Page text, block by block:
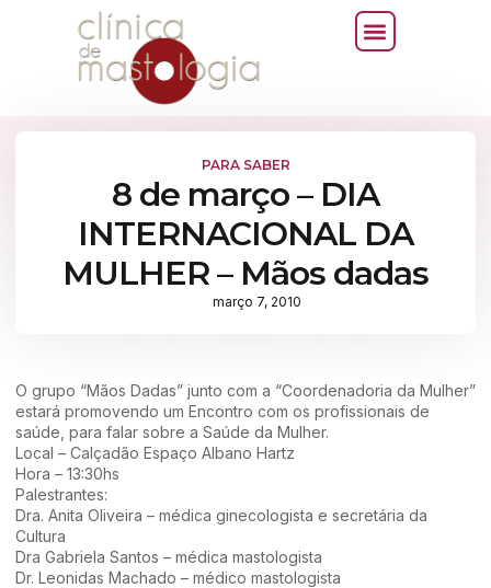
PARA SABER
8 de março – DIA
INTERNACIONAL DA
MULHER – Mãos dadas
março 7, 2010
O grupo “Mãos Dadas” junto com a “Coordenadoria da Mulher”
estará promovendo um Encontro com os profissionais de
saúde, para falar sobre a Saúde da Mulher.
Local – Calçadão Espaço Albano Hartz
Hora – 13:30hs
Palestrantes:
Dra. Anita Oliveira – médica ginecologista e secretária da
Cultura
Dra Gabriela Santos – médica mastologista
Dr. Leonidas Machado – médico mastologista